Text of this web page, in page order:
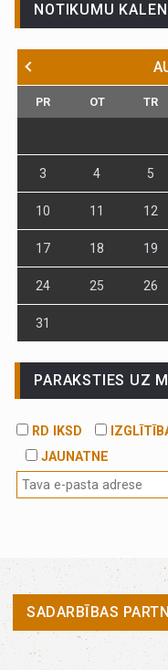
NOTIKUMU
PR OT TR
3 4 5
10 11 12
17 18 19
24 25 26
31
PARAKSTIES UZ
RD IKSD
JAUNATNE
SADARBĪBAS